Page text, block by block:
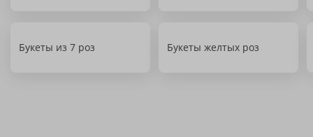
Букеты из 7 роз Букеты желтых роз